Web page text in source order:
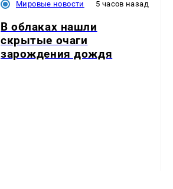
Мировые новости 5 часов назад
В облаках нашли
скрытые очаги
зарождения дождя